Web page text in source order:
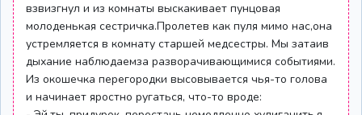
взвизгнул и из комнаты выскакивает пунцовая
молоденькая сестричка.Пролетев как пуля мимо нас,она
устремляется в комнату старшей медсестры. Мы затаив
дыхание наблюдаемза разворачивающимися событиями.
Из окошечка перегородки высовывается чья-то голова
и начинает яростно ругаться, что-то вроде: